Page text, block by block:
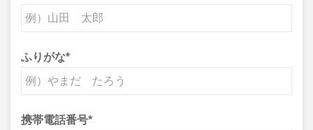
ふりがな*
携帯電話番号*